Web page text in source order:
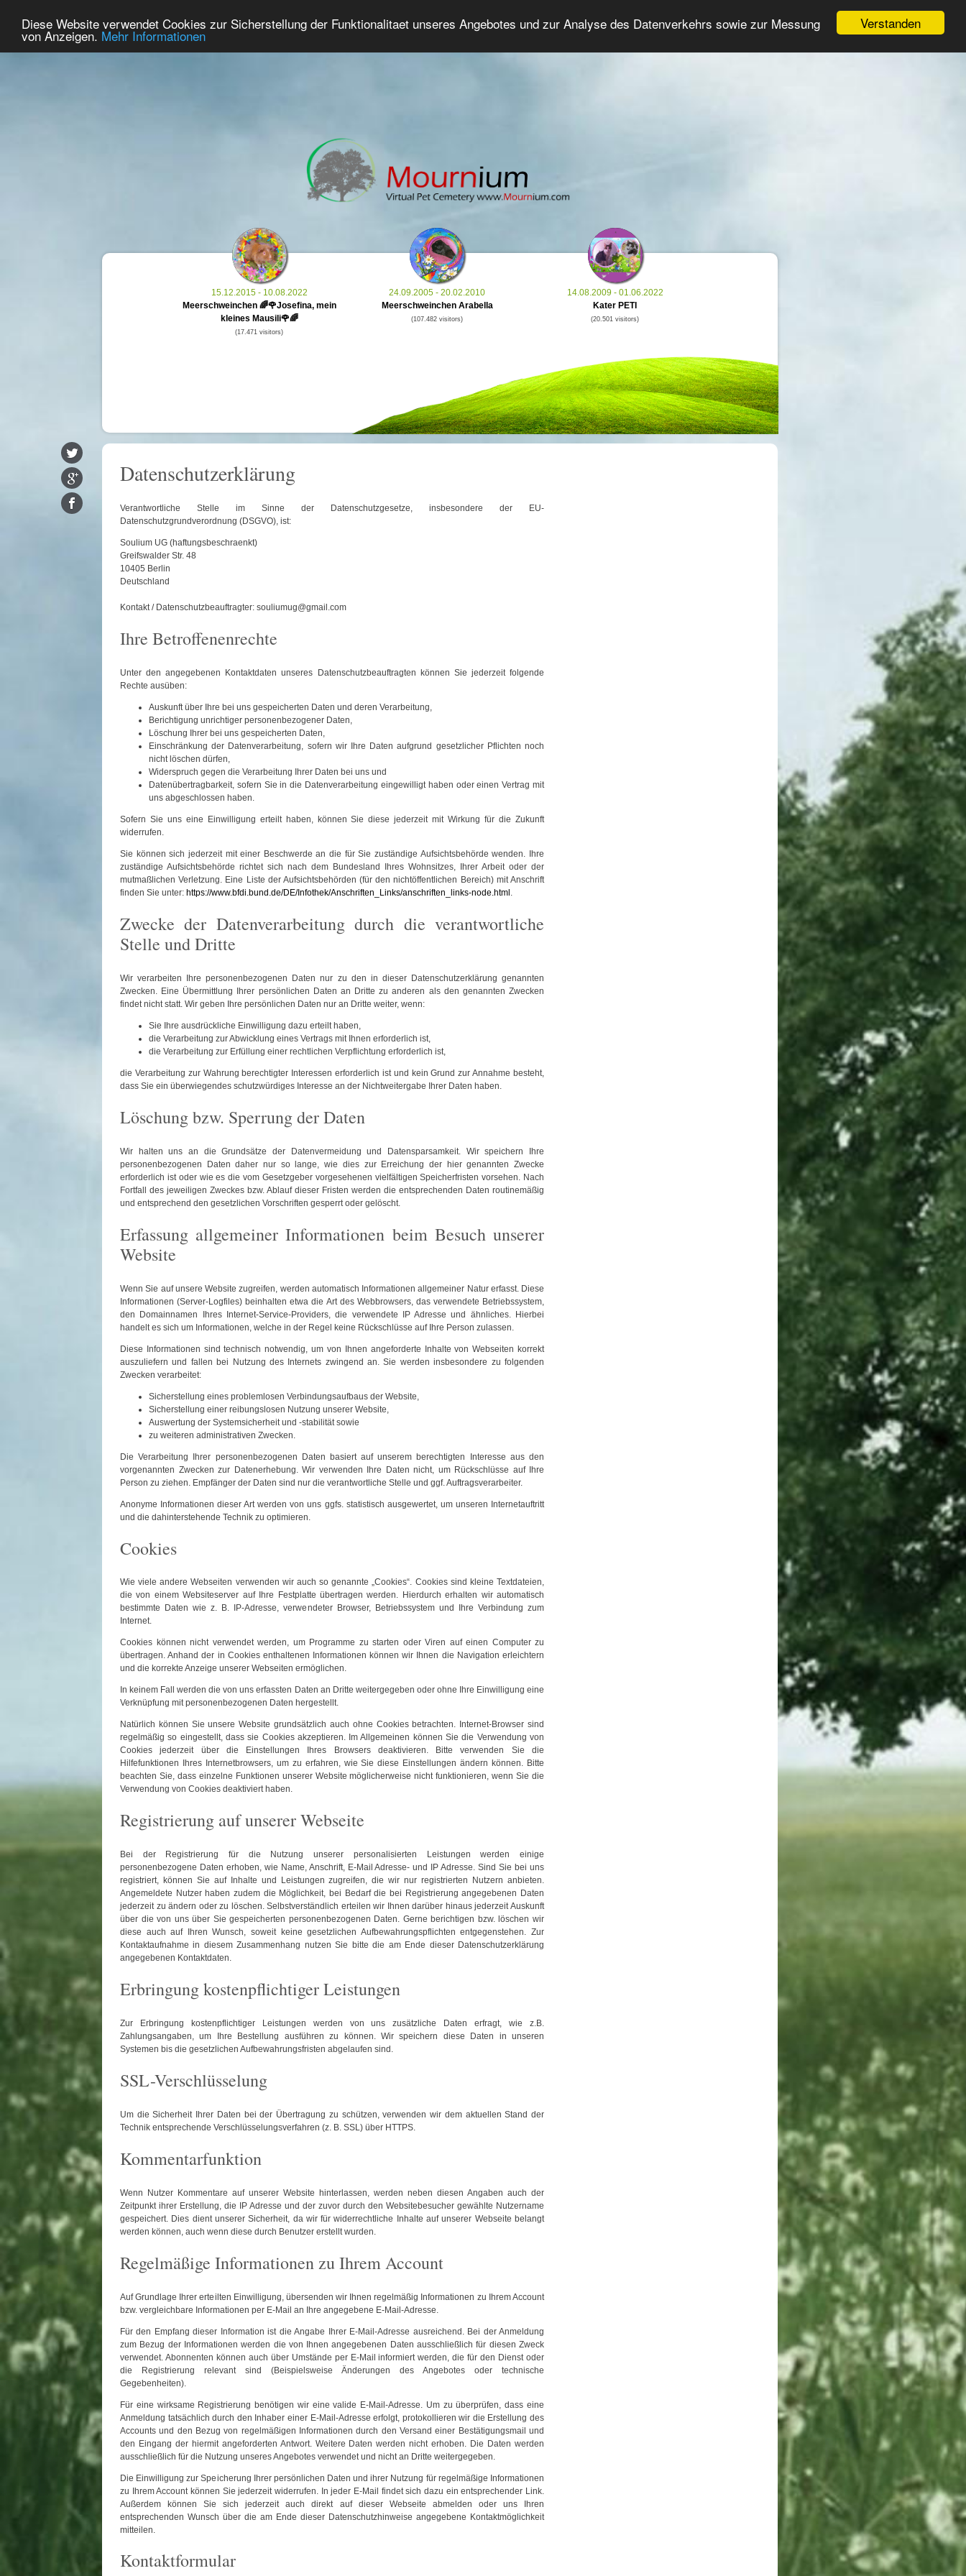
Verstanden
Diese Website verwendet Cookies zur Sicherstellung der Funktionalitaet unseres Angebotes und zur Analyse des Datenverkehrs sowie zur Messung
von Anzeigen. Mehr Informationen
Home Premium Commemorate Grief Pet Forum Advanced Search Login/Register
15.12.2015 - 10.08.2022
Meerschweinchen 🌈🌹Josefina, mein
kleines Mausili🌹🌈
(17.471 visitors)
24.09.2005 - 20.02.2010
Meerschweinchen Arabella
(107.482 visitors)
14.08.2009 - 01.06.2022
Kater PETI
(20.501 visitors)
Datenschutzerklärung
Verantwortliche Stelle im Sinne der Datenschutzgesetze, insbesondere der EU-
Datenschutzgrundverordnung (DSGVO), ist:
Soulium UG (haftungsbeschraenkt)
Greifswalder Str. 48
10405 Berlin
Deutschland
Kontakt / Datenschutzbeauftragter: souliumug@gmail.com
Ihre Betroffenenrechte
Unter den angegebenen Kontaktdaten unseres Datenschutzbeauftragten können Sie jederzeit folgende
Rechte ausüben:
Auskunft über Ihre bei uns gespeicherten Daten und deren Verarbeitung,
Berichtigung unrichtiger personenbezogener Daten,
Löschung Ihrer bei uns gespeicherten Daten,
Einschränkung der Datenverarbeitung, sofern wir Ihre Daten aufgrund gesetzlicher Pflichten noch
nicht löschen dürfen,
Widerspruch gegen die Verarbeitung Ihrer Daten bei uns und
Datenübertragbarkeit, sofern Sie in die Datenverarbeitung eingewilligt haben oder einen Vertrag mit
uns abgeschlossen haben.
Sofern Sie uns eine Einwilligung erteilt haben, können Sie diese jederzeit mit Wirkung für die Zukunft
widerrufen.
Sie können sich jederzeit mit einer Beschwerde an die für Sie zuständige Aufsichtsbehörde wenden. Ihre
zuständige Aufsichtsbehörde richtet sich nach dem Bundesland Ihres Wohnsitzes, Ihrer Arbeit oder der
mutmaßlichen Verletzung. Eine Liste der Aufsichtsbehörden (für den nichtöffentlichen Bereich) mit Anschrift
finden Sie unter: https://www.bfdi.bund.de/DE/Infothek/Anschriften_Links/anschriften_links-node.html .
Zwecke der Datenverarbeitung durch die verantwortliche
Stelle und Dritte
Wir verarbeiten Ihre personenbezogenen Daten nur zu den in dieser Datenschutzerklärung genannten
Zwecken. Eine Übermittlung Ihrer persönlichen Daten an Dritte zu anderen als den genannten Zwecken
findet nicht statt. Wir geben Ihre persönlichen Daten nur an Dritte weiter, wenn:
Sie Ihre ausdrückliche Einwilligung dazu erteilt haben,
die Verarbeitung zur Abwicklung eines Vertrags mit Ihnen erforderlich ist,
die Verarbeitung zur Erfüllung einer rechtlichen Verpflichtung erforderlich ist,
die Verarbeitung zur Wahrung berechtigter Interessen erforderlich ist und kein Grund zur Annahme besteht,
dass Sie ein überwiegendes schutzwürdiges Interesse an der Nichtweitergabe Ihrer Daten haben.
Löschung bzw. Sperrung der Daten
Wir halten uns an die Grundsätze der Datenvermeidung und Datensparsamkeit. Wir speichern Ihre
personenbezogenen Daten daher nur so lange, wie dies zur Erreichung der hier genannten Zwecke
erforderlich ist oder wie es die vom Gesetzgeber vorgesehenen vielfältigen Speicherfristen vorsehen. Nach
Fortfall des jeweiligen Zweckes bzw. Ablauf dieser Fristen werden die entsprechenden Daten routinemäßig
und entsprechend den gesetzlichen Vorschriften gesperrt oder gelöscht.
Erfassung allgemeiner Informationen beim Besuch unserer
Website
Wenn Sie auf unsere Website zugreifen, werden automatisch Informationen allgemeiner Natur erfasst. Diese
Informationen (Server-Logfiles) beinhalten etwa die Art des Webbrowsers, das verwendete Betriebssystem,
den Domainnamen Ihres Internet-Service-Providers, die verwendete IP Adresse und ähnliches. Hierbei
handelt es sich um Informationen, welche in der Regel keine Rückschlüsse auf Ihre Person zulassen.
Diese Informationen sind technisch notwendig, um von Ihnen angeforderte Inhalte von Webseiten korrekt
auszuliefern und fallen bei Nutzung des Internets zwingend an. Sie werden insbesondere zu folgenden
Zwecken verarbeitet:
Sicherstellung eines problemlosen Verbindungsaufbaus der Website,
Sicherstellung einer reibungslosen Nutzung unserer Website,
Auswertung der Systemsicherheit und -stabilität sowie
zu weiteren administrativen Zwecken.
Die Verarbeitung Ihrer personenbezogenen Daten basiert auf unserem berechtigten Interesse aus den
vorgenannten Zwecken zur Datenerhebung. Wir verwenden Ihre Daten nicht, um Rückschlüsse auf Ihre
Person zu ziehen. Empfänger der Daten sind nur die verantwortliche Stelle und ggf. Auftragsverarbeiter.
Anonyme Informationen dieser Art werden von uns ggfs. statistisch ausgewertet, um unseren Internetauftritt
und die dahinterstehende Technik zu optimieren.
Cookies
Wie viele andere Webseiten verwenden wir auch so genannte „Cookies“. Cookies sind kleine Textdateien,
die von einem Websiteserver auf Ihre Festplatte übertragen werden. Hierdurch erhalten wir automatisch
bestimmte Daten wie z. B. IP-Adresse, verwendeter Browser, Betriebssystem und Ihre Verbindung zum
Internet.
Cookies können nicht verwendet werden, um Programme zu starten oder Viren auf einen Computer zu
übertragen. Anhand der in Cookies enthaltenen Informationen können wir Ihnen die Navigation erleichtern
und die korrekte Anzeige unserer Webseiten ermöglichen.
In keinem Fall werden die von uns erfassten Daten an Dritte weitergegeben oder ohne Ihre Einwilligung eine
Verknüpfung mit personenbezogenen Daten hergestellt.
Natürlich können Sie unsere Website grundsätzlich auch ohne Cookies betrachten. Internet-Browser sind
regelmäßig so eingestellt, dass sie Cookies akzeptieren. Im Allgemeinen können Sie die Verwendung von
Cookies jederzeit über die Einstellungen Ihres Browsers deaktivieren. Bitte verwenden Sie die
Hilfefunktionen Ihres Internetbrowsers, um zu erfahren, wie Sie diese Einstellungen ändern können. Bitte
beachten Sie, dass einzelne Funktionen unserer Website möglicherweise nicht funktionieren, wenn Sie die
Verwendung von Cookies deaktiviert haben.
Registrierung auf unserer Webseite
Bei der Registrierung für die Nutzung unserer personalisierten Leistungen werden einige
personenbezogene Daten erhoben, wie Name, Anschrift, E-Mail Adresse- und IP Adresse. Sind Sie bei uns
registriert, können Sie auf Inhalte und Leistungen zugreifen, die wir nur registrierten Nutzern anbieten.
Angemeldete Nutzer haben zudem die Möglichkeit, bei Bedarf die bei Registrierung angegebenen Daten
jederzeit zu ändern oder zu löschen. Selbstverständlich erteilen wir Ihnen darüber hinaus jederzeit Auskunft
über die von uns über Sie gespeicherten personenbezogenen Daten. Gerne berichtigen bzw. löschen wir
diese auch auf Ihren Wunsch, soweit keine gesetzlichen Aufbewahrungspflichten entgegenstehen. Zur
Kontaktaufnahme in diesem Zusammenhang nutzen Sie bitte die am Ende dieser Datenschutzerklärung
angegebenen Kontaktdaten.
Erbringung kostenpflichtiger Leistungen
Zur Erbringung kostenpflichtiger Leistungen werden von uns zusätzliche Daten erfragt, wie z.B.
Zahlungsangaben, um Ihre Bestellung ausführen zu können. Wir speichern diese Daten in unseren
Systemen bis die gesetzlichen Aufbewahrungsfristen abgelaufen sind.
SSL-Verschlüsselung
Um die Sicherheit Ihrer Daten bei der Übertragung zu schützen, verwenden wir dem aktuellen Stand der
Technik entsprechende Verschlüsselungsverfahren (z. B. SSL) über HTTPS.
Kommentarfunktion
Wenn Nutzer Kommentare auf unserer Website hinterlassen, werden neben diesen Angaben auch der
Zeitpunkt ihrer Erstellung, die IP Adresse und der zuvor durch den Websitebesucher gewählte Nutzername
gespeichert. Dies dient unserer Sicherheit, da wir für widerrechtliche Inhalte auf unserer Webseite belangt
werden können, auch wenn diese durch Benutzer erstellt wurden.
Regelmäßige Informationen zu Ihrem Account
Auf Grundlage Ihrer erteilten Einwilligung, übersenden wir Ihnen regelmäßig Informationen zu Ihrem Account
bzw. vergleichbare Informationen per E-Mail an Ihre angegebene E-Mail-Adresse.
Für den Empfang dieser Information ist die Angabe Ihrer E-Mail-Adresse ausreichend. Bei der Anmeldung
zum Bezug der Informationen werden die von Ihnen angegebenen Daten ausschließlich für diesen Zweck
verwendet. Abonnenten können auch über Umstände per E-Mail informiert werden, die für den Dienst oder
die Registrierung relevant sind (Beispielsweise Änderungen des Angebotes oder technische
Gegebenheiten).
Für eine wirksame Registrierung benötigen wir eine valide E-Mail-Adresse. Um zu überprüfen, dass eine
Anmeldung tatsächlich durch den Inhaber einer E-Mail-Adresse erfolgt, protokollieren wir die Erstellung des
Accounts und den Bezug von regelmäßigen Informationen durch den Versand einer Bestätigungsmail und
den Eingang der hiermit angeforderten Antwort. Weitere Daten werden nicht erhoben. Die Daten werden
ausschließlich für die Nutzung unseres Angebotes verwendet und nicht an Dritte weitergegeben.
Die Einwilligung zur Speicherung Ihrer persönlichen Daten und ihrer Nutzung für regelmäßige Informationen
zu Ihrem Account können Sie jederzeit widerrufen. In jeder E-Mail findet sich dazu ein entsprechender Link.
Außerdem können Sie sich jederzeit auch direkt auf dieser Webseite abmelden oder uns Ihren
entsprechenden Wunsch über die am Ende dieser Datenschutzhinweise angegebene Kontaktmöglichkeit
mitteilen.
Kontaktformular